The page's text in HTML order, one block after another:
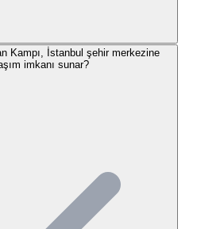
elektrik ve su
Ayrıca, gri su tahliyesi
değil, aynı zamanda
kalmak isteyen
Kampı, İstanbul şehir merkezine
imkanı sunar?